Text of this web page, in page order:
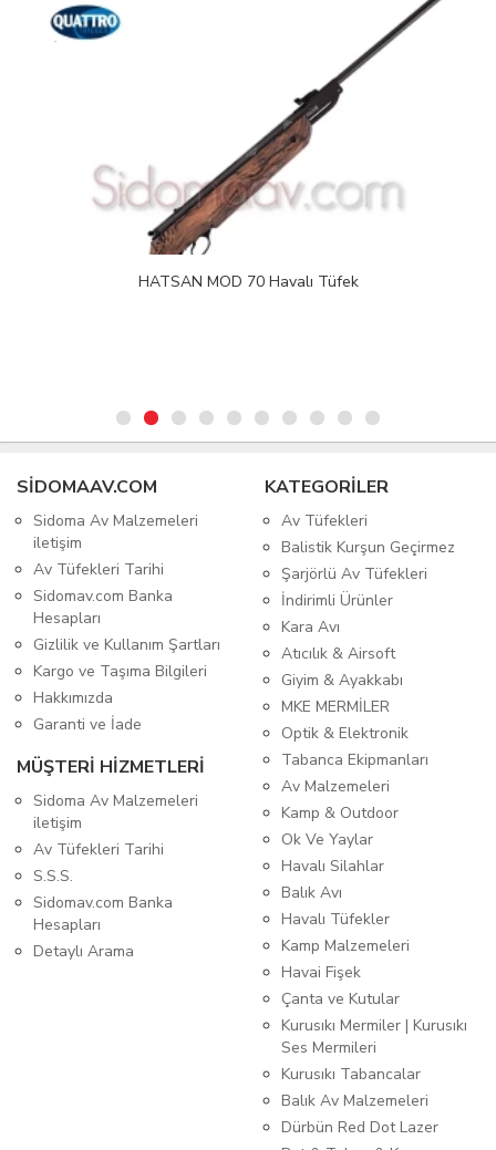
HATSAN MOD 70 Havalı Tüfek
SIDOMAAV.COM
Sidoma Av Malzemeleri
iletişim
Av Tüfekleri Tarihi
Sidomav.com Banka
Hesapları
Gizlilik ve Kullanım Şartları
Kargo ve Taşıma Bilgileri
Hakkımızda
Garanti ve İade
MÜŞTERİ HİZMETLERİ
Sidoma Av Malzemeleri
iletişim
Av Tüfekleri Tarihi
S.S.S.
Sidomav.com Banka
Hesapları
Detaylı Arama
KATEGORİLER
Av Tüfekleri
Balistik Kurşun Geçirmez
Şarjörlü Av Tüfekleri
İndirimli Ürünler
Kara Avı
Atıcılık & Airsoft
Giyim & Ayakkabı
MKE MERMİLER
Optik & Elektronik
Tabanca Ekipmanları
Av Malzemeleri
Kamp & Outdoor
Ok Ve Yaylar
Havalı Silahlar
Balık Avı
Havalı Tüfekler
Kamp Malzemeleri
Havai Fişek
Çanta ve Kutular
Kurusıkı Mermiler | Kurusıkı
Ses Mermileri
Kurusıkı Tabancalar
Balık Av Malzemeleri
Dürbün Red Dot Lazer